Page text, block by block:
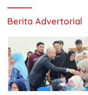
Berita Advertorial